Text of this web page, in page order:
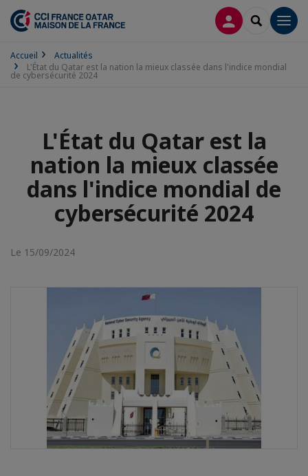
CONNEXION
Accueil
Actualités
L'État du Qatar est la nation la mieux classée dans l'indice mondial
de cybersécurité 2024
L'État du Qatar est la
nation la mieux classée
dans l'indice mondial de
cybersécurité 2024
Le 15/09/2024